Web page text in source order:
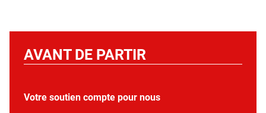
AVANT DE PARTIR
Votre soutien compte pour nous